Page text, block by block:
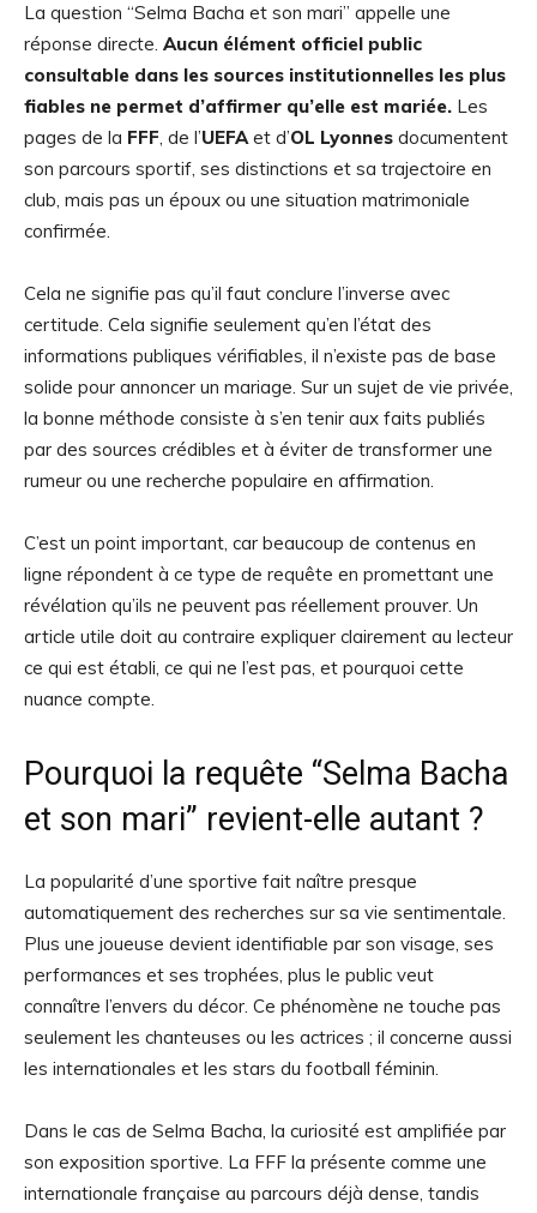
La question “Selma Bacha et son mari” appelle une
réponse directe. Aucun élément officiel public
consultable dans les sources institutionnelles les plus
fiables ne permet d’affirmer qu’elle est mariée. Les
pages de la FFF, de l’UEFAet d’OL Lyonnes documentent
son parcours sportif, ses distinctions et sa trajectoire en
club, mais pas un époux ou une situation matrimoniale
confirmée.
Cela ne signifie pas qu’il faut conclure l’inverse avec
certitude. Cela signifie seulement qu’en l’état des
informations publiques vérifiables, il n’existe pas de base
solide pour annoncer un mariage. Sur un sujet de vie privée,
la bonne méthode consiste à s’en tenir aux faits publiés
par des sources crédibles et à éviter de transformer une
rumeur ou une recherche populaire en affirmation.
C’est un point important, car beaucoup de contenus en
ligne répondent à ce type de requête en promettant une
révélation qu’ils ne peuvent pas réellement prouver. Un
article utile doit au contraire expliquer clairement au lecteur
ce qui est établi, ce qui ne l’est pas, et pourquoi cette
nuance compte.
Pourquoi la requête “Selma Bacha
et son mari” revient-elle autant ?
La popularité d’une sportive fait naître presque
automatiquement des recherches sur sa vie sentimentale.
Plus une joueuse devient identifiable par son visage, ses
performances et ses trophées, plus le public veut
connaître l’envers du décor. Ce phénomène ne touche pas
seulement les chanteuses ou les actrices ; il concerne aussi
les internationales et les stars du football féminin.
Dans le cas de Selma Bacha, la curiosité est amplifiée par
son exposition sportive. La FFF la présente comme une
internationale française au parcours déjà dense, tandis